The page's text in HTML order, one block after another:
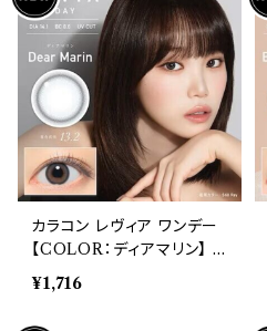
眼風 自然
カラコン レヴィア ワンデー
【COLOR：ディアマリン】 1
箱10枚入 度あり 14.1mm
キムチェウォン ReVIA 1da
¥1,716